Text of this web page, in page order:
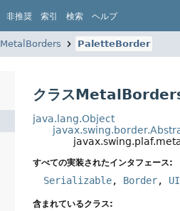
非推奨 索引 検索 ヘルプ
MetalBorders
PaletteBorder
クラス
java.lang.Object
すべての実装されたインタフェース:
Serializable, Border,
含まれているクラス: